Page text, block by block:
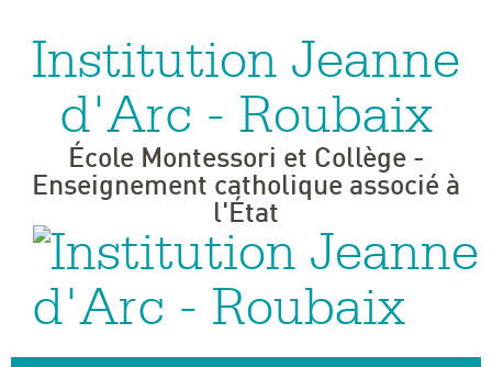
Outils
personnels
Institution Jeanne
d'Arc - Roubaix
École Montessori et Collège -
Enseignement catholique associé à
l'État